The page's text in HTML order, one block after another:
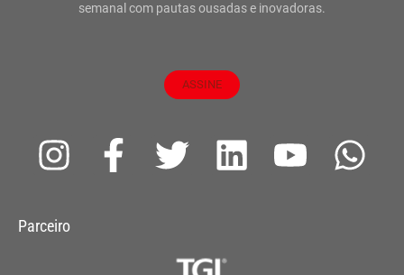
semanal com pautas ousadas e inovadoras.
ASSINE
I
s
F
a
T
t
L
Y
W
Parceiro